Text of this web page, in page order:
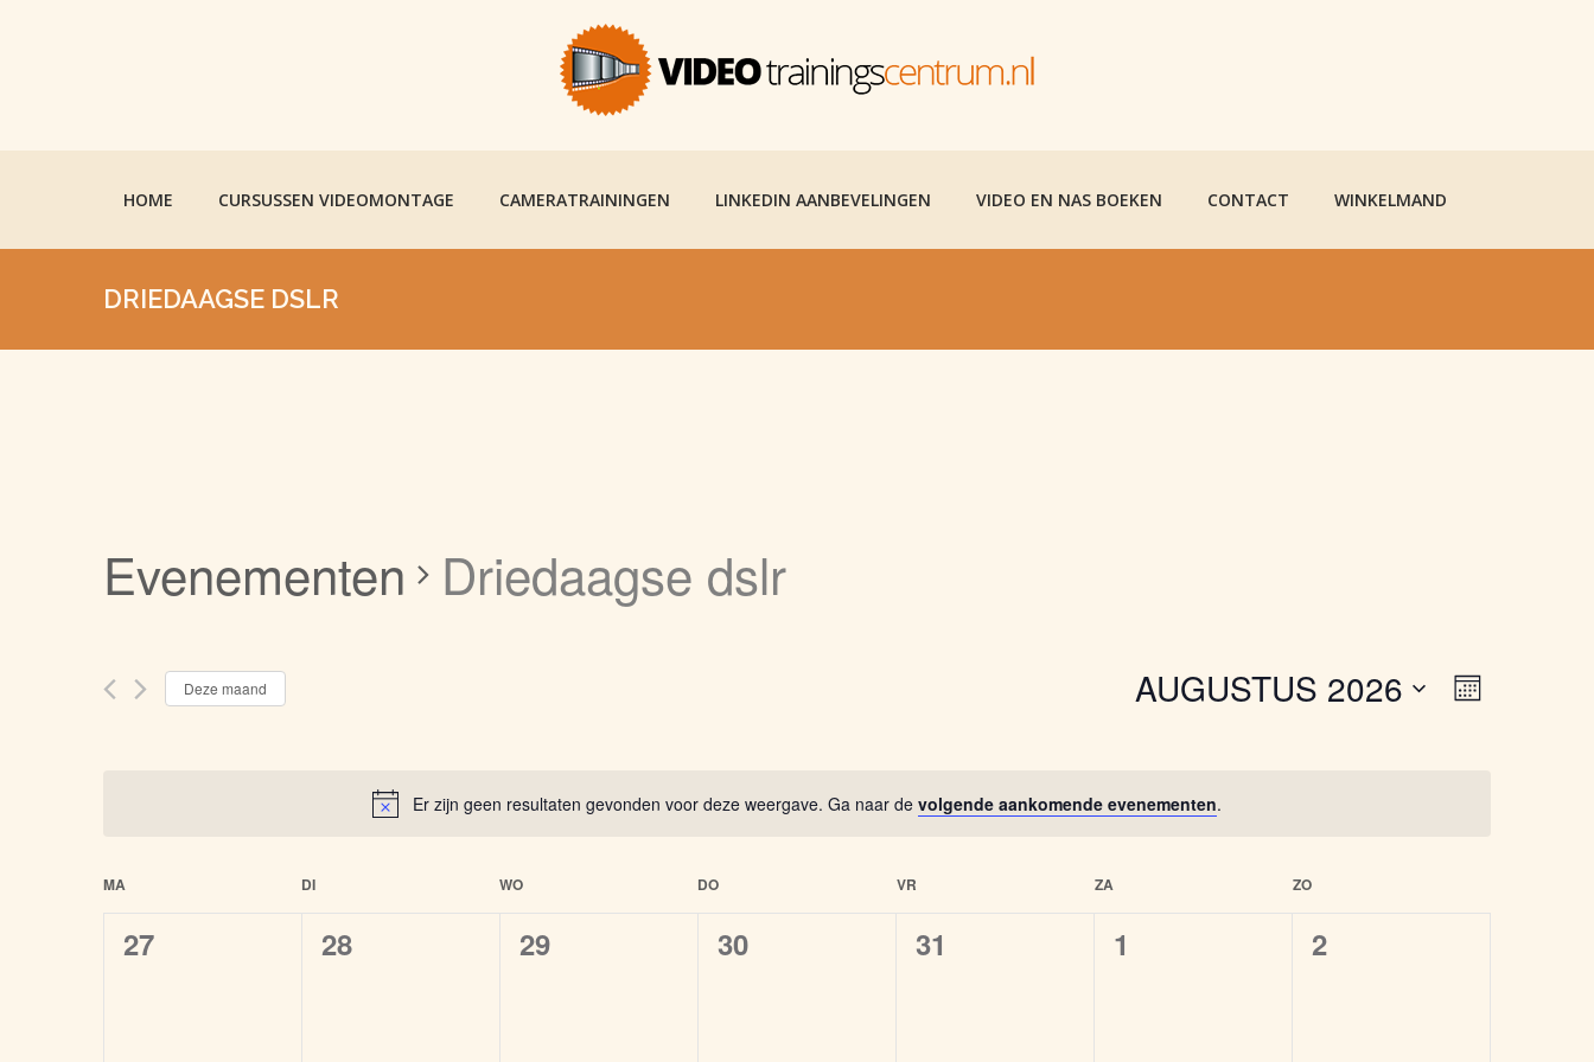
HOME CURSUSSEN VIDEOMONTAGE CAMERATRAININGEN LINKEDIN AANBEVELINGEN VIDEO EN NAS BOEKEN CONTACT WINKELMAND
DRIEDAAGSE DSLR
Er zijn geen resultaten gevonden voor deze weergave. Ga naar de volgende aankomende evenementen.
Evenementen Driedaagse dslr
MAAND
Deze maand AUGUSTUS 2026
Kalender
van
MA DI WO DO VR ZA ZO
0
27
0
28
0
29
0
30
0
31
0
1
0
2